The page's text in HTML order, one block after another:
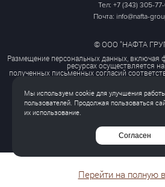
Тел: +7 (343) 305-
Почта: info@nafta-
© ООО "НАФТА
Размещение персональных данных, включая
ресурсах осуществляется
полученных письменных согласий
Политика обработки
Согласие на обработку
Перейти на полную
Мы используем cookie для улучшения
пользователей. Продолжая пользоваться
их использование.
Согласен